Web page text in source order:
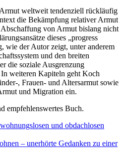
weltweit tendenziell rückläufig
die Bekämpfung relativer Armut
von Armut bislang nicht
dieses „progress
wie der Autor zeigt, unter anderem
und den breiten
die soziale Ausgrenzung
weiteren Kapiteln geht Koch
, Frauen- und Altersarmut sowie
und Migration ein.
empfehlenswertes Buch.
und obdachlosen
– unerhörte Gedanken zu einer